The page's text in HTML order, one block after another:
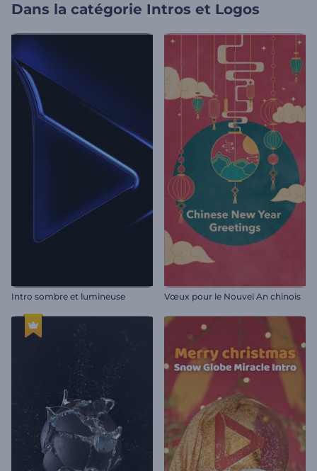
Dans la catégorie Intros et Logos
Intro sombre et lumineuse Vœux pour le Nouvel An chinois